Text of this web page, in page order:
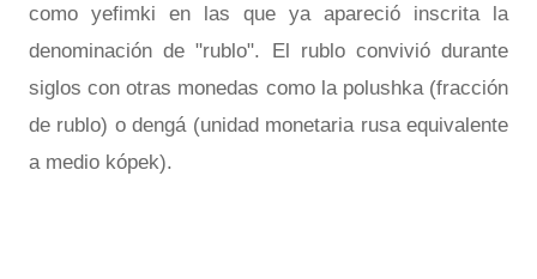
como yefimki en las que ya apareció inscrita la
denominación de "rublo". El rublo convivió durante
siglos con otras monedas como la polushka (fracción
de rublo) o dengá (unidad monetaria rusa equivalente
a medio kópek).